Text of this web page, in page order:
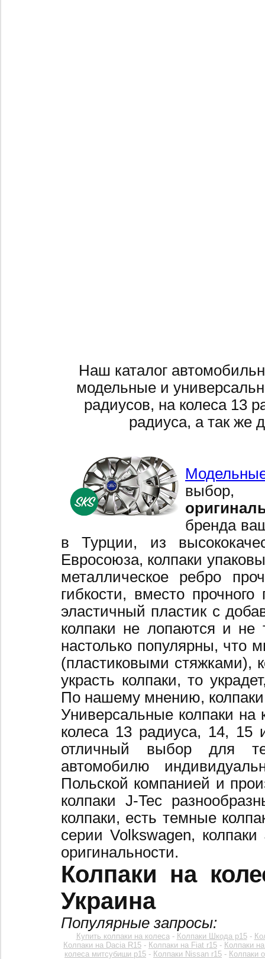
Наш каталог
модельные и
радиусов, на колеса 13
радиуса, а так же
выбор,
бренда
в Турции, из
Евросоюза, колпаки
металлическое ребро
гибкости, вместо
эластичный пластик с
колпаки не лопаются и не
настолько популярны, что
(пластиковыми стяжками),
украсть колпаки, то
По нашему мнению,
Универсальные колпаки
колеса 13 радиуса, 14,
отличный выбор для
автомобилю
Польской компанией и
колпаки J-Tec
колпаки, есть темные
серии Volkswagen,
оригинальности.
Колпаки на
Украина
Популярные запросы:
Купить колпаки на колеса- Колпаки Шкода р15-
Колпаки на Dacia R15 - Колпаки на Fiat r15 - Колпаки
колеса митсубиши р15 - Колпаки Nissan r15 - Колпаки